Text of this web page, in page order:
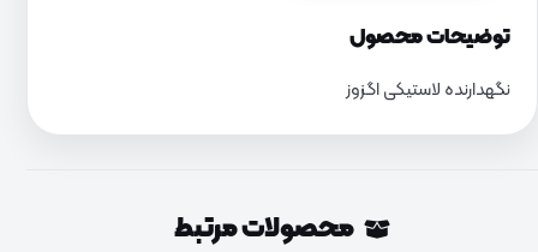
توضیحات محصول
نگهدارنده لاستیکی اگزوز
محصولات مرتبط